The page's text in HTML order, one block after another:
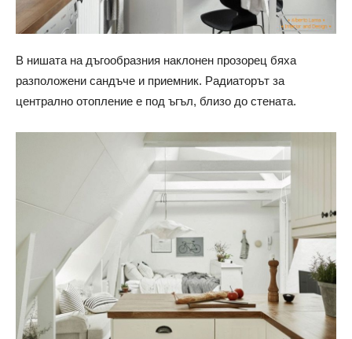
В нишата на дъгообразния наклонен прозорец бяха
разположени сандъче и приемник. Радиаторът за
централно отопление е под ъгъл, близо до стената.